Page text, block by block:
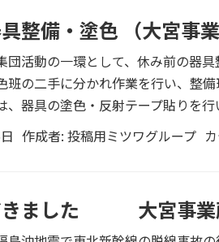
整備・塗色 （大宮事業
団活動の一環として、休み前の器
班の二手に分かれ作業を行い、整
、器具の塗色・反射テープ貼りを
作成者: 投稿用ミツワグループ
きました 大宮事業